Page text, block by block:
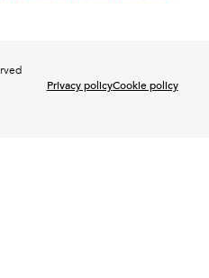
Privacy policyCookie policy